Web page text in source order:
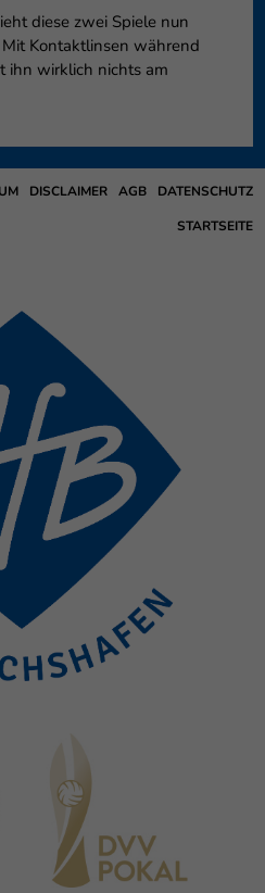
diese zwei Spiele nun
Kontaktlinsen während
ihn wirklich nichts am
DATENSCHUTZ
AGB
DISCLAIMER
STARTSEITE